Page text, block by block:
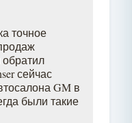
точное
обратил
сейчас
GM в
были такие